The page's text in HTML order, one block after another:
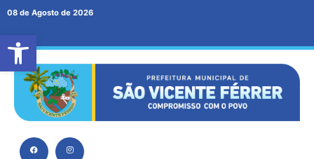
Abrir a barra de ferramentas
08 de Agosto de 2026